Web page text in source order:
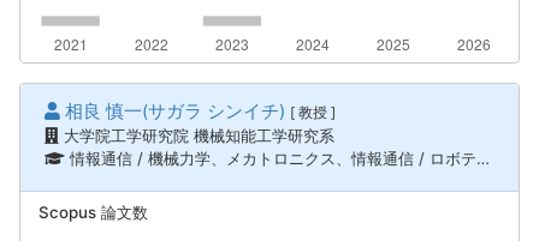
相良 慎一(サガラ シンイチ) [ 教授 ]
大学院工学研究院 機械知能工学研究系
情報通信 / 機械力学、メカトロニクス、情報通信 / ロボティクス、知能機械システム
Scopus 論文数